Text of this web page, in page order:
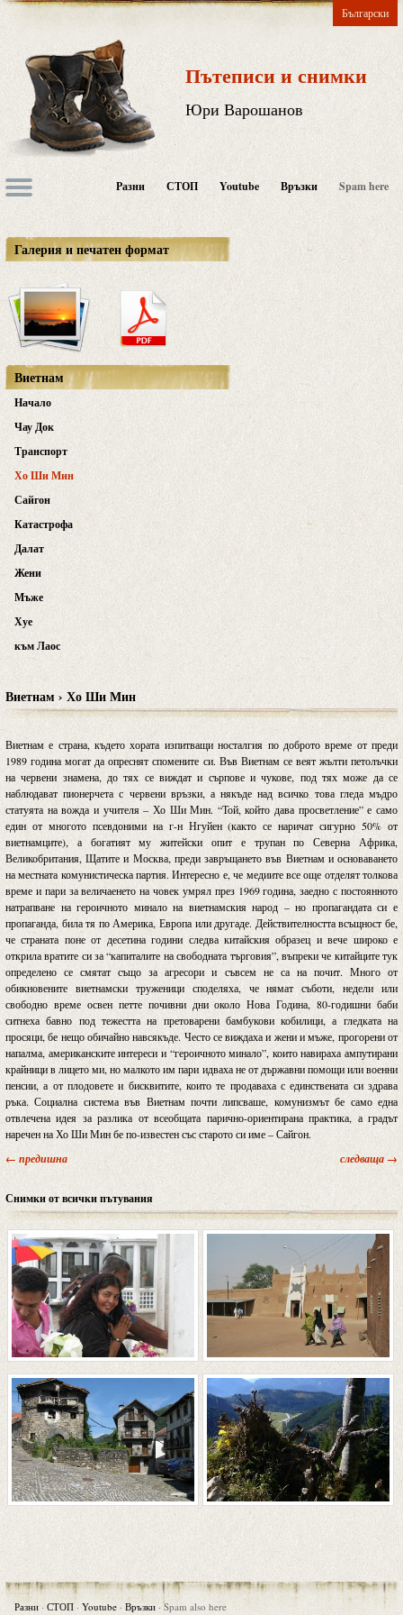
Български
Пътеписи и снимки
Юри Варошанов
Разни СТОП Youtube Връзки Spam here
Галерия и печатен формат
Виетнам
Начало
Чау Док
Транспорт
Хо Ши Мин
Сайгон
Катастрофа
Далат
Жени
Мъже
Хуе
към Лаос
Виетнам › Хо Ши Мин
Виетнам е страна, където хората изпитващи носталгия по доброто време от преди
1989 година могат да опреснят спомените си. Във Виетнам се веят жълти петолъчки
на червени знамена, до тях се виждат и сърпове и чукове, под тях може да се
наблюдават пионерчета с червени връзки, а някъде над всичко това гледа мъдро
статуята на вожда и учителя – Хо Ши Мин. “Той, който дава просветление” е само
един от многото псевдоними на г-н Нгуйен (както се наричат сигурно 50% от
виетнамците), а богатият му житейски опит е трупан по Северна Африка,
Великобритания, Щатите и Москва, преди завръщането във Виетнам и основаването
на местната комунистическа партия. Интересно е, че медиите все още отделят толкова
време и пари за величаенето на човек умрял през 1969 година, заедно с постоянното
натрапване на героичното минало на виетнамския народ – но пропагандата си е
пропаганда, била тя по Америка, Европа или другаде. Действителността всъщност бе,
че страната поне от десетина години следва китайския образец и вече широко е
открила вратите си за “капиталите на свободната търговия”, въпреки че китайците тук
определено се смятат също за агресори и съвсем не са на почит. Много от
обикновените виетнамски труженици споделяха, че нямат съботи, недели или
свободно време освен петте почивни дни около Нова Година, 80-годишни баби
ситнеха бавно под тежестта на претоварени бамбукови кобилици, а гледката на
просяци, бе нещо обичайно навсякъде. Често се виждаха и жени и мъже, прогорени от
напалма, американските интереси и “героичното минало”, които навираха ампутирани
крайници в лицето ми, но малкото им пари идваха не от държавни помощи или военни
пенсии, а от плодовете и бисквитите, които те продаваха с единствената си здрава
ръка. Социална система във Виетнам почти липсваше, комунизмът бе само една
отвлечена идея за разлика от всеобщата парично-ориентирана практика, а градът
наречен на Хо Ши Мин бе по-известен със старото си име – Сайгон.
← предишна следваща →
Снимки от всички пътувания
Разни · СТОП · Youtube · Връзки · Spam also here